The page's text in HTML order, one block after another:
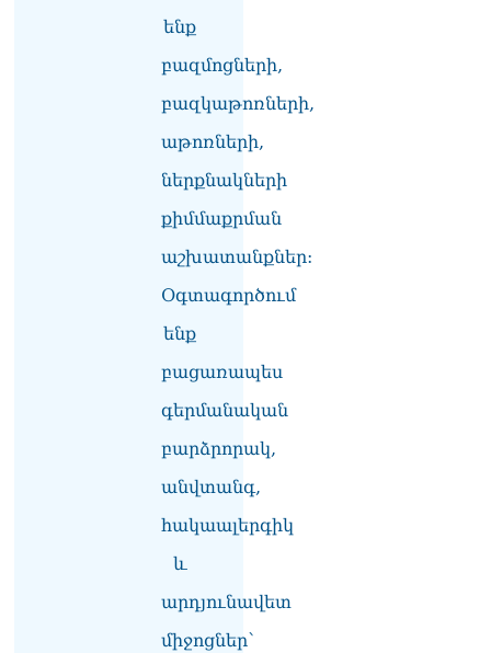
ենք
բազմոցների,
բազկաթոռների,
աթոռների,
ներքնակների
քիմմաքրման
աշխատանքներ:
Օգտագործում
ենք
բացառապես
գերմանական
բարձրորակ,
անվտանգ,
հակաալերգիկ
և
արդյունավետ
միջոցներ՝
հնչել զանգերը, երբ
հետ մտավ Մայր Տաճար
ՏԵՍԱՆՅՈւԹ․
Հակասաֆարովյան օրենքը
թշնամանքի մասին չէ.
07.08.2026
ՏԵՍԱՆՅՈւԹ․ Գալիք
օրերից․ Անդրանիկ
07.08.2026
Ամենայն հայոց
դատավորը ինքնաբացարկ
հայտնեց
07.08.2026
վարչապետ ես, չի